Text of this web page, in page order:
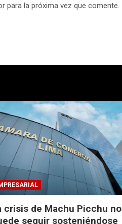
para la próxima vez que comente.
crisis de Machu Picchu no
seguir sosteniéndose